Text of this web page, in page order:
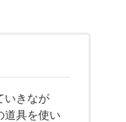
いきなが
道具を使い